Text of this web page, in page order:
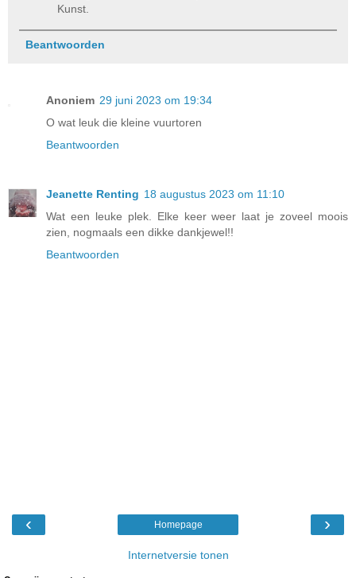
Kunst.
Beantwoorden
Anoniem 29 juni 2023 om 19:34
O wat leuk die kleine vuurtoren
Beantwoorden
Jeanette Renting 18 augustus 2023 om 11:10
Wat een leuke plek. Elke keer weer laat je zoveel moois
zien, nogmaals een dikke dankjewel!!
Beantwoorden
‹ ›
Homepage
Internetversie tonen